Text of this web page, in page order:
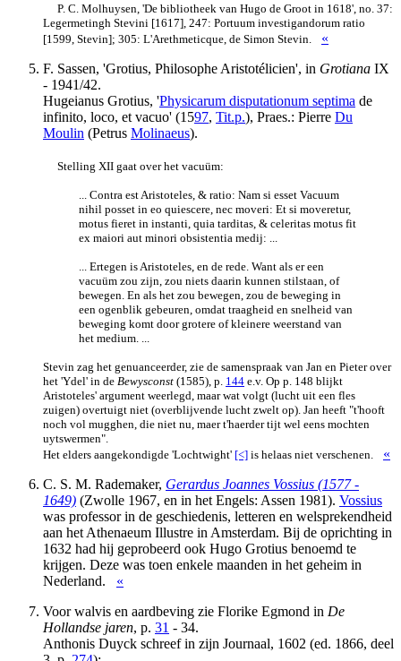
P. C. Molhuysen, 'De bibliotheek van Hugo de Groot in 1618', no. 37:
Legermetingh Stevini [1617], 247: Portuum investigandorum ratio
[1599, Stevin]; 305: L'Arethmeticque, de Simon Stevin.
«
F. Sassen, 'Grotius, Philosophe Aristotélicien', in Grotiana IX
- 1941/42.
Hugeianus Grotius, 'Physicarum disputationum septima de
infinito, loco, et vacuo' (1597, Tit.p.), Praes.: Pierre Du
Moulin (Petrus Molinaeus).
Stelling XII gaat over het vacuüm:
... Contra est Aristoteles, & ratio: Nam si esset Vacuum
nihil posset in eo quiescere, nec moveri: Et si moveretur,
motus fieret in instanti, quia tarditas, & celeritas motus fit
ex maiori aut minori obsistentia medij: ...
... Ertegen is Aristoteles, en de rede. Want als er een
vacuüm zou zijn, zou niets daarin kunnen stilstaan, of
bewegen. En als het zou bewegen, zou de beweging in
een ogenblik gebeuren, omdat traagheid en snelheid van
beweging komt door grotere of kleinere weerstand van
het medium. ...
Stevin zag het genuanceerder, zie de samenspraak van Jan en Pieter over
het 'Ydel' in de Bewysconst (1585), p. 144 e.v. Op p. 148 blijkt
Aristoteles' argument weerlegd, maar wat volgt (lucht uit een fles
zuigen) overtuigt niet (overblijvende lucht zwelt op). Jan heeft "t'hooft
noch vol mugghen, die niet nu, maer t'haerder tijt wel eens mochten
uytswermen".
Het elders aangekondigde 'Lochtwight' [<] is helaas niet verschenen.
«
C. S. M. Rademaker, Gerardus Joannes Vossius (1577 -
1649) (Zwolle 1967, en in het Engels: Assen 1981). Vossius
was professor in de geschiedenis, letteren en welsprekendheid
aan het Athenaeum Illustre in Amsterdam. Bij de oprichting in
1632 had hij geprobeerd ook Hugo Grotius benoemd te
krijgen. Deze was toen enkele maanden in het geheim in
Nederland. «
Voor walvis en aardbeving zie Florike Egmond in De
Hollandse jaren, p. 31 - 34.
Anthonis Duyck schreef in zijn Journaal, 1602 (ed. 1866, deel